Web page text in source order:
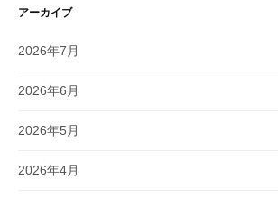
アーカイブ
2026年7月
2026年6月
2026年5月
2026年4月